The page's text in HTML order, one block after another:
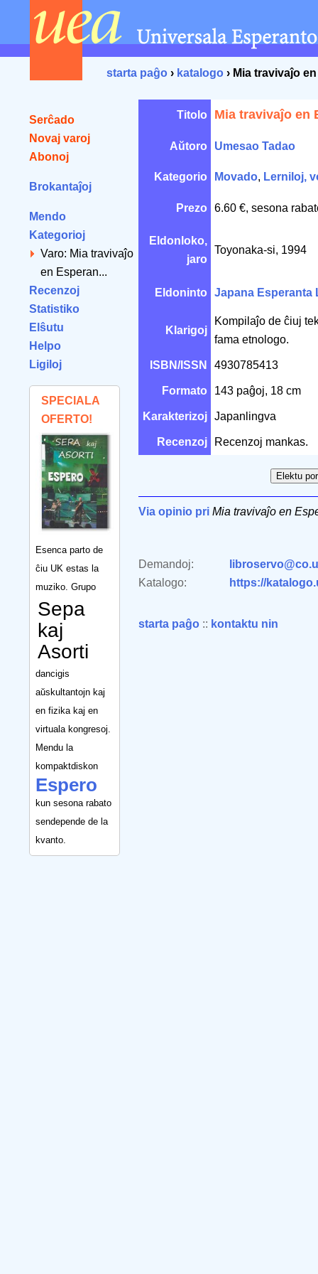
starta paĝo › katalogo › Mia travivaĵo
Serĉado
Novaj varoj
Abonoj
Brokantaĵoj
Mendo
Kategorioj
Varo: Mia travivaĵo
en Esperan...
Recenzoj
Statistiko
Elŝutu
Helpo
Ligiloj
SPECIALA
OFERTO!
Esenca parto de
ĉiu UK estas la
muziko. Grupo
Sepa
kaj
Asorti
dancigis
aŭskultantojn kaj
en fizika kaj en
virtuala kongresoj.
Mendu la
kompaktdiskon
Espero
kun sesona rabato
sendepende de la
kvanto.
Titolo Mia travivaĵo en
Aŭtoro Umesao Tadao
Kategorio Movado, Lerniloj,
Prezo 6.60 €, sesona
Eldonloko,
jaro
Toyonaka-si, 1994
Eldoninto Japana
Klarigoj
Kompilaĵo de ĉiuj
fama etnologo.
ISBN/ISSN 4930785413
Formato 143 paĝoj, 18 cm
Karakterizoj Japanlingva
Recenzoj Recenzoj mankas.
Via opinio pri Mia travivaĵo en
Demandoj:
Katalogo:
https://
starta paĝo :: kontaktu nin